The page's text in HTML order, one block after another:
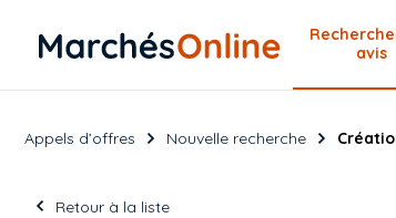
avis
Appels d’offres Nouvelle recherche
Retour à la liste